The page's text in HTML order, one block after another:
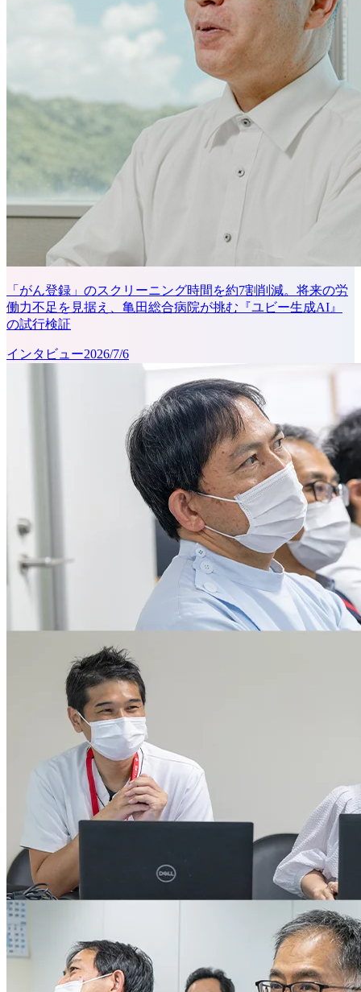
「がん登録」のスクリーニング時間を約7割削減。将来の労
働力不足を見据え、亀田総合病院が挑む『ユビー生成AI』
の試行検証
インタビュー2026/7/6